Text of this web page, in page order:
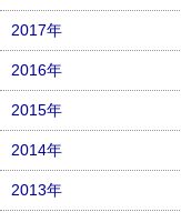
2017年
2016年
2015年
2014年
2013年